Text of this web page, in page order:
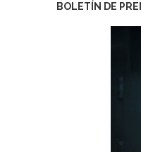
BOLETÍN DE